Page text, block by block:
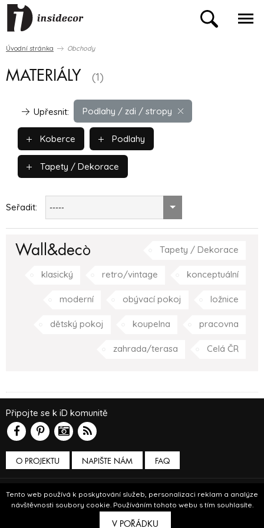
Tento web používá k poskytování služeb, personalizaci reklam a analýze
návštěvnosti soubory cookie. Používáním tohoto webu s tím souhlasíte.
V POŘÁDKU
Úvodní stránka Obchody
MATERIÁLY (1)
Podlahy / zdi / stropy
Upřesnit:
Koberce Podlahy
Tapety / Dekorace
Seřadit: -----
Wall&decò Tapety / Dekorace
klasický retro/vintage konceptuální
moderní obývací pokoj ložnice
dětský pokoj koupelna pracovna
zahrada/terasa Celá ČR
O PROJEKTU NAPIŠTE NÁM
Připojte se k iD komunitě
FAQ
Podmínky používání
© Insidecor 2013-2019.